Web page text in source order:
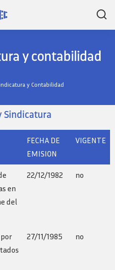
y contabilidad
y Contabilidad
Sindicatura
FECHA DE
EMISION
VIGENTE
en
del
22/12/1982 no
27/11/1985 no